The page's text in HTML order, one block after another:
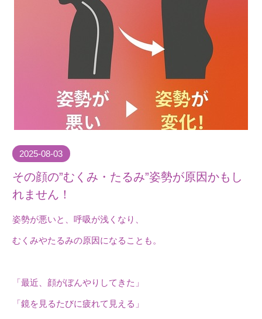
2025-08-03
その顔の”むくみ・たるみ”姿勢が原因かもし
れません！
姿勢が悪いと、呼吸が浅くなり、
むくみやたるみの原因になることも。
「最近、顔がぼんやりしてきた」
「鏡を見るたびに疲れて見える」